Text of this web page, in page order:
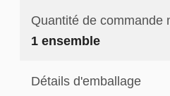
Quantité de commande
1 ensemble
Détails d'emballage